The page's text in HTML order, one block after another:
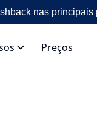
nas principais
Preços